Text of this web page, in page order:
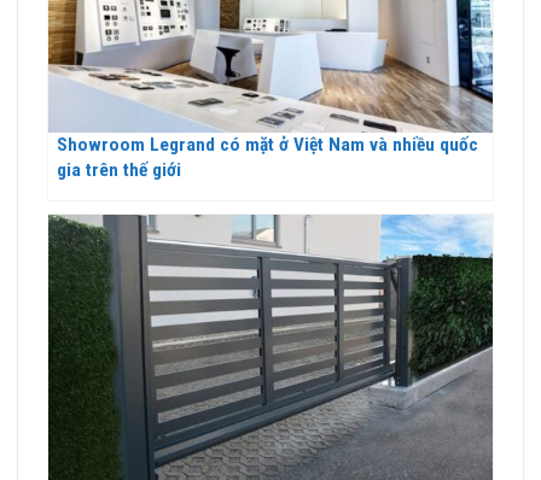
Showroom Legrand có mặt ở Việt Nam và nhiều quốc
gia trên thế giới